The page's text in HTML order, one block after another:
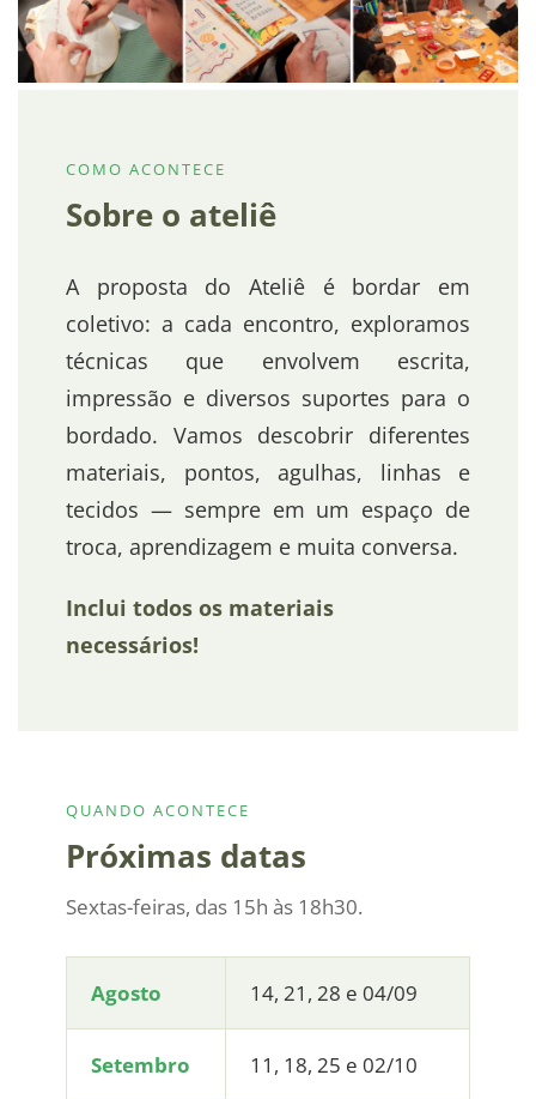
COMO ACONTECE
Sobre o ateliê
A proposta do Ateliê é bordar em
coletivo: a cada encontro, exploramos
técnicas que envolvem escrita,
impressão e diversos suportes para o
bordado. Vamos descobrir diferentes
materiais, pontos, agulhas, linhas e
tecidos — sempre em um espaço de
troca, aprendizagem e muita conversa.
Inclui todos os materiais
necessários!
QUANDO ACONTECE
Próximas datas
Sextas-feiras, das 15h às 18h30.
Agosto 14, 21, 28 e 04/09
Setembro 11, 18, 25 e 02/10